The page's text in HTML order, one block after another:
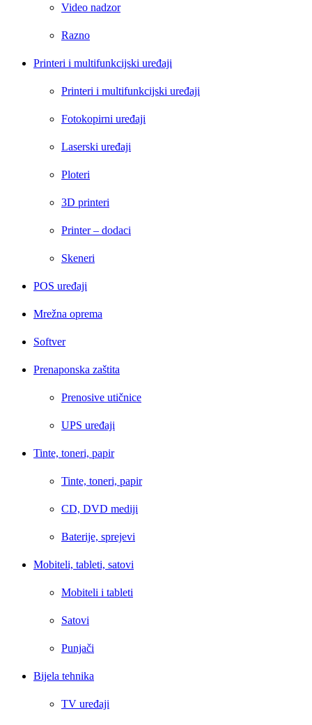
Video nadzor
Razno
Printeri i multifunkcijski uređaji
Printeri i multifunkcijski uređaji
Fotokopirni uređaji
Laserski uređaji
Ploteri
3D printeri
Printer – dodaci
Skeneri
POS uređaji
Mrežna oprema
Softver
Prenaponska zaštita
Prenosive utičnice
UPS uređaji
Tinte, toneri, papir
Tinte, toneri, papir
CD, DVD mediji
Baterije, sprejevi
Mobiteli, tableti, satovi
Mobiteli i tableti
Satovi
Punjači
Bijela tehnika
TV uređaji